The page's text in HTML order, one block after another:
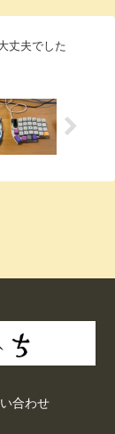
丈夫でした
合わせ